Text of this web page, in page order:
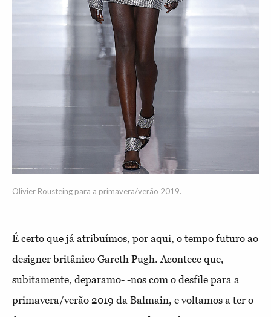
Olivier Rousteing para a primavera/verão 2019.
É certo que já atribuímos, por aqui, o tempo futuro ao
designer britânico Gareth Pugh. Acontece que,
subitamente, deparamo- -nos com o desfile para a
primavera/verão 2019 da Balmain, e voltamos a ter o